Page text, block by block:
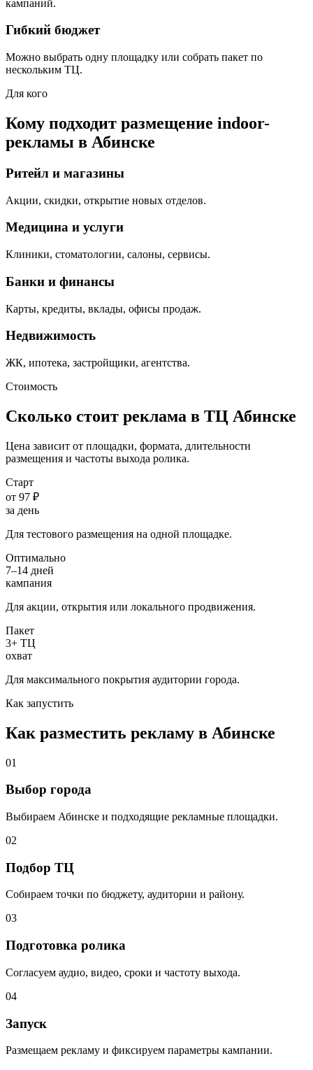
кампаний.
Гибкий бюджет
Можно выбрать одну площадку или собрать пакет по
нескольким ТЦ.
Для кого
Кому подходит размещение indoor-
рекламы в Абинске
Ритейл и магазины
Акции, скидки, открытие новых отделов.
Медицина и услуги
Клиники, стоматологии, салоны, сервисы.
Банки и финансы
Карты, кредиты, вклады, офисы продаж.
Недвижимость
ЖК, ипотека, застройщики, агентства.
Стоимость
Сколько стоит реклама в ТЦ Абинске
Цена зависит от площадки, формата, длительности
размещения и частоты выхода ролика.
Старт
от 97 ₽
за день
Для тестового размещения на одной площадке.
Оптимально
7–14 дней
кампания
Для акции, открытия или локального продвижения.
Пакет
3+ ТЦ
охват
Для максимального покрытия аудитории города.
Как запустить
Как разместить рекламу в Абинске
01
Выбор города
Выбираем Абинске и подходящие рекламные площадки.
02
Подбор ТЦ
Собираем точки по бюджету, аудитории и району.
03
Подготовка ролика
Согласуем аудио, видео, сроки и частоту выхода.
04
Запуск
Размещаем рекламу и фиксируем параметры кампании.